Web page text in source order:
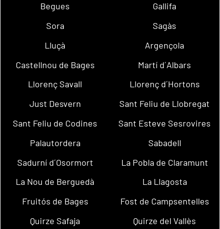
Begues
Gallifa
Sora
Sagàs
Lluçà
Argençola
Castellnou de Bages
Martí d´Albars
Llorenç Savall
Llorenç d´Hortons
Just Desvern
Sant Feliu de Llobregat
Sant Feliu de Codines
Sant Esteve Sesrovires
Palautordera
Sabadell
Sadurní d´Osormort
La Pobla de Claramunt
La Nou de Berguedà
La Llagosta
Fruitós de Bages
Fost de Campsentelles
Quirze Safaja
Quirze del Vallès